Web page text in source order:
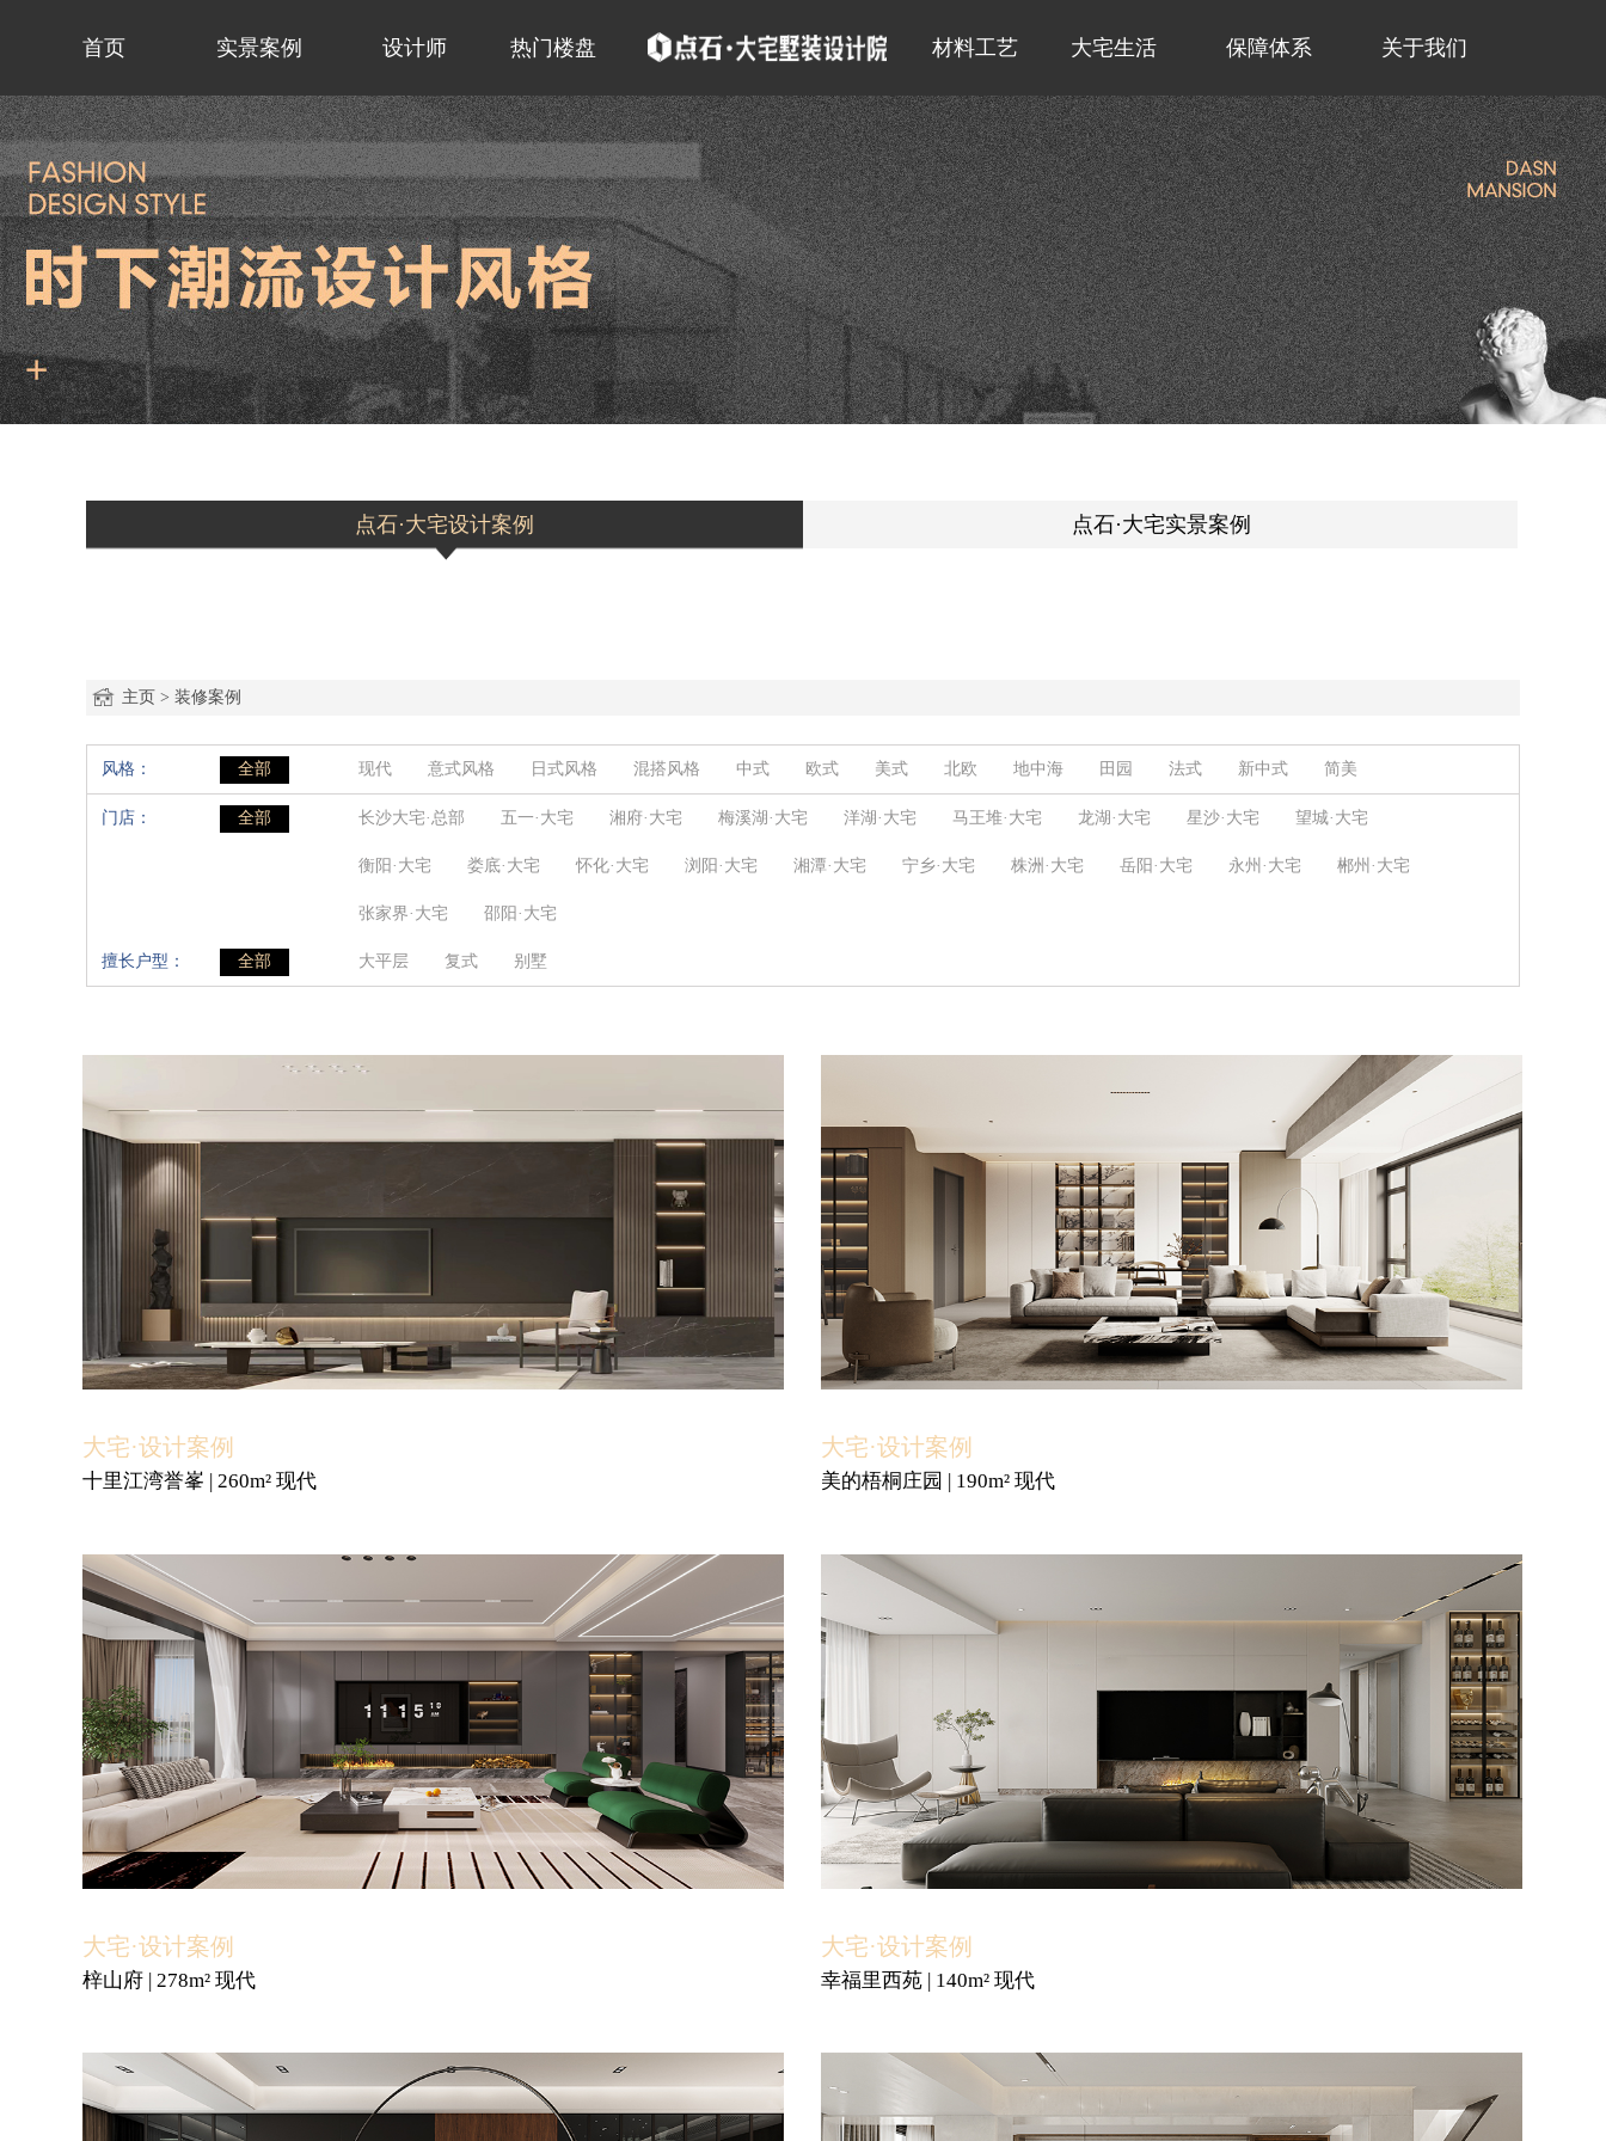
首页 实景案例 设计师 热门楼盘 材料工艺 大宅生活 保障体系 关于我们
点石·大宅设计案例 点石·大宅实景案例
主页 > 装修案例
风格： 全部 现代 意式风格 日式风格 混搭风格 中式 欧式 美式 北欧 地中海 田园 法式 新中式 简美
后现代 东南亚 其他风格 港式轻奢 现代轻奢 现代简约 奶油风 极简 原木风 中古风
门店： 全部 长沙大宅·总部 五一·大宅 湘府·大宅 梅溪湖·大宅 洋湖·大宅 马王堆·大宅 龙湖·大宅 星沙·大宅 望城·大宅
衡阳·大宅 娄底·大宅 怀化·大宅 浏阳·大宅 湘潭·大宅 宁乡·大宅 株洲·大宅 岳阳·大宅 永州·大宅 郴州·大宅
张家界·大宅 邵阳·大宅
擅长户型： 全部 大平层 复式 别墅
大宅·设计案例
十里江湾誉峯 | 260m² 现代
大宅·设计案例
美的梧桐庄园 | 190m² 现代
大宅·设计案例
梓山府 | 278m² 现代
大宅·设计案例
幸福里西苑 | 140m² 现代